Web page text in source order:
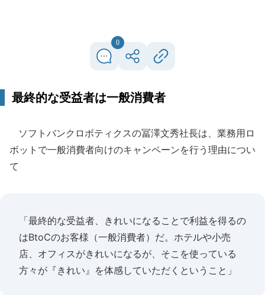
0
最終的な受益者は一般消費者
ソフトバンクロボティクスの冨澤文秀社長は、業務用ロ
ボットで一般消費者向けのキャンペーンを行う理由につい
て
「最終的な受益者、きれいになることで利益を得るの
はBtoCのお客様（一般消費者）だ。ホテルや小売
店、オフィスがきれいになるが、そこを使っている
方々が『きれい』を体感していただくということ」